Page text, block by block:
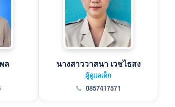
ล นางสาววาสนา เวชไธสง
ผู้ดูแลเด็ก
0857417571